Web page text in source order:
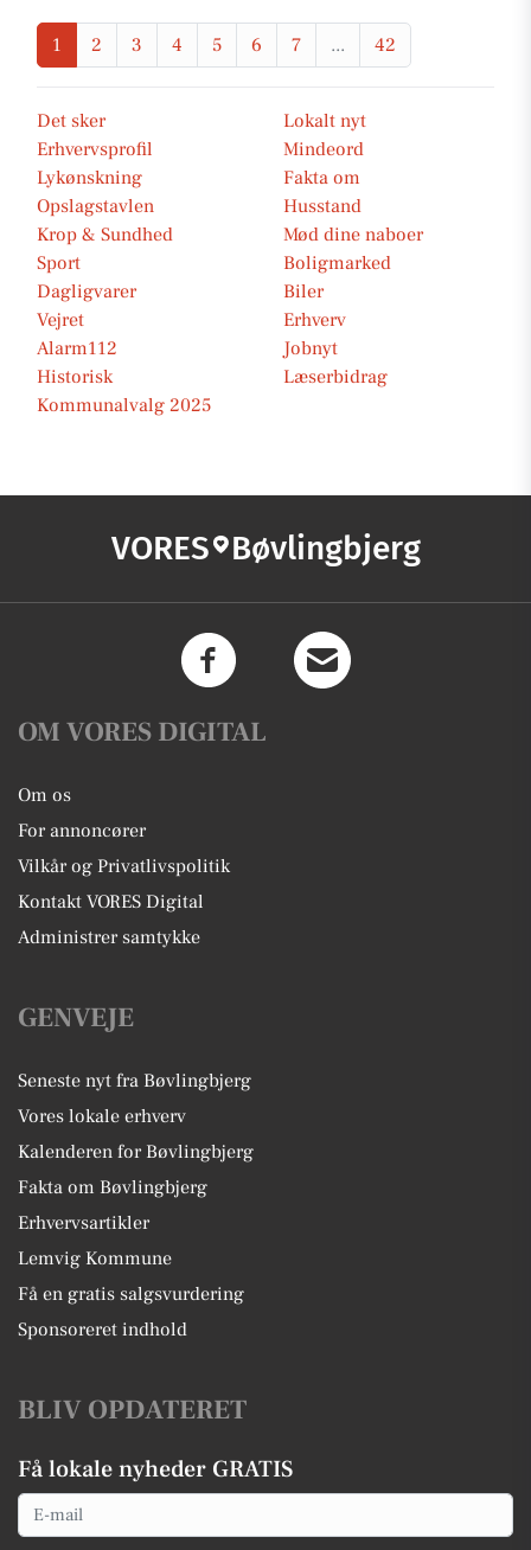
1 2 3 4 5 6 7 ... 42
Det sker
Lokalt nyt
Erhvervsprofil
Mindeord
Lykønskning
Fakta om
Opslagstavlen
Husstand
Krop & Sundhed
Mød dine naboer
Sport
Boligmarked
Dagligvarer
Biler
Vejret
Erhverv
Alarm112
Jobnyt
Historisk
Læserbidrag
Kommunalvalg 2025
VORES Bøvlingbjerg
OM VORES DIGITAL
Om os
For annoncører
Vilkår og Privatlivspolitik
Kontakt VORES Digital
Administrer samtykke
GENVEJE
Seneste nyt fra Bøvlingbjerg
Vores lokale erhverv
Kalenderen for Bøvlingbjerg
Fakta om Bøvlingbjerg
Erhvervsartikler
Lemvig Kommune
Få en gratis salgsvurdering
Sponsoreret indhold
BLIV OPDATERET
Få lokale nyheder GRATIS
Email